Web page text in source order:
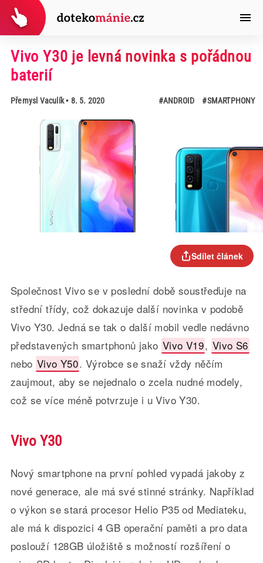
Vivo Y30 je levná novinka s pořádnou
baterií
Přemysl Vaculík• 8. 5. 2020 #ANDROID #SMARTPHONY
Sdílet článek
Společnost Vivo se v poslední době soustřeďuje na
střední třídy, což dokazuje další novinka v podobě
Vivo Y30. Jedná se tak o další mobil vedle nedávno
představených smartphonů jako Vivo V19, Vivo S6
nebo Vivo Y50. Výrobce se snaží vždy něčím
zaujmout, aby se nejednalo o zcela nudné modely,
což se více méně potvrzuje i u Vivo Y30.
Vivo Y30
Nový smartphone na první pohled vypadá jakoby z
nové generace, ale má své stinné stránky. Například
o výkon se stará procesor Helio P35 od Mediateku,
ale má k dispozici 4 GB operační paměti a pro data
poslouží 128GB úložiště s možností rozšíření o